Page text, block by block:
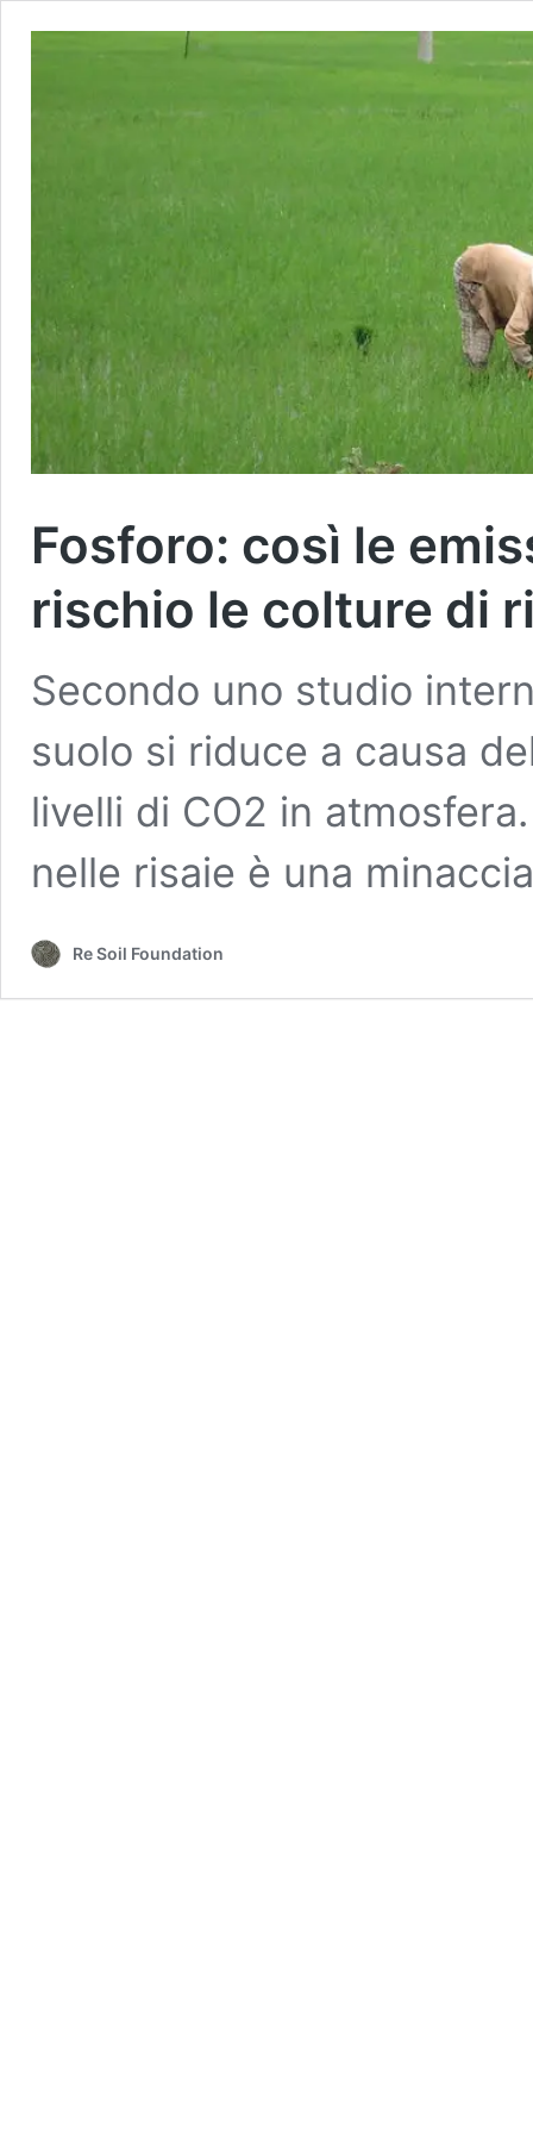
Fosforo: così le
rischio le colture di
Secondo uno studio
suolo si riduce a causa
livelli di CO2 in
nelle risaie è una
Re Soil Foundation